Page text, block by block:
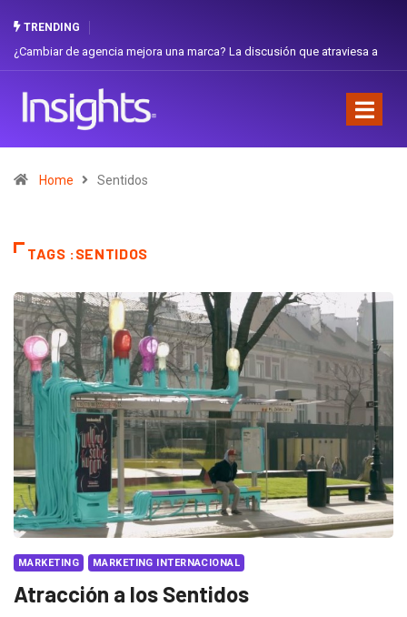
TRENDING
¿Cambiar de agencia mejora una marca? La discusión que atraviesa a
Home Sentidos
TAGS :SENTIDOS
MARKETING MARKETING INTERNACIONAL
Atracción a los Sentidos